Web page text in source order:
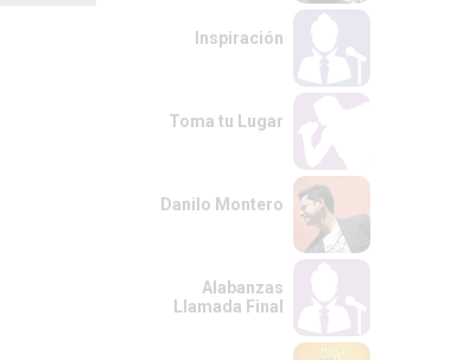
Inspiración
Toma tu Lugar
Danilo Montero
Alabanzas
Llamada Final